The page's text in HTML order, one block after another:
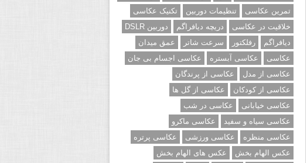
تمرین عکاسی
تنظیمات دوربین
تکنیک عکاسی
خلاقیت در عکاسی
دریچه دیافراگم
دوربین DSLR
دیافراگم
رفلکتور سرعت شاتر
عمق میدان
عکاسی
عکاسی آبستره
عکاسی اجسام بی جان
عکاسی از مدل
عکاسی از پرندگان
عکاسی از کودکان
عکاسی از گل ها
عکاسی خیابانی
عکاسی در شب
عکاسی سیاه و سفید
عکاسی ماکرو
عکاسی منظره
عکاسی ورزشی
عکاسی پرتره
عکس الهام بخش
عکس های الهام بخش